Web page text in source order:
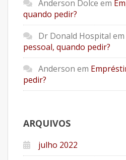
Anderson Dolce em
quando pedir?
Dr Donald Hospital em
pessoal, quando pedir?
Anderson em
pedir?
ARQUIVOS
julho 2022